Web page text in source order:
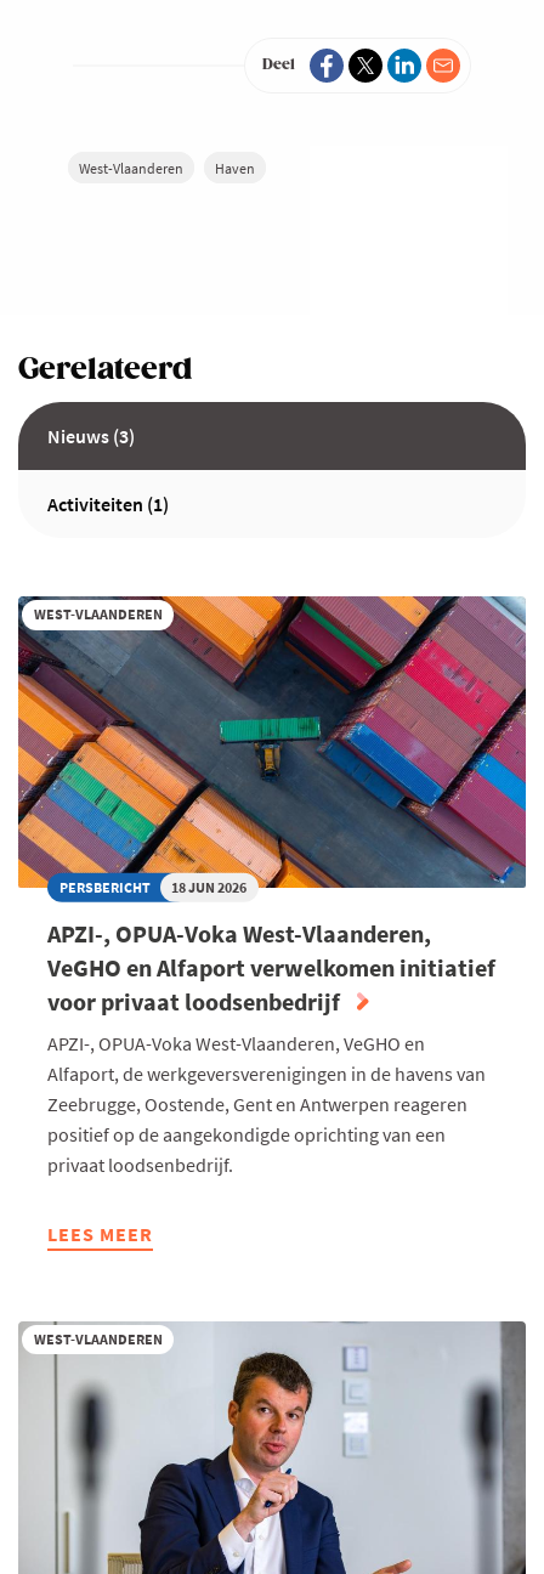
Deel
West-Vlaanderen Haven
Gerelateerd
Nieuws (3)
Activiteiten (1)
WEST-VLAANDEREN
PERSBERICHT 18 JUN 2026
APZI-, OPUA-Voka West-Vlaanderen,
VeGHO en Alfaport verwelkomen initiatief
voor privaat loodsenbedrijf
APZI-, OPUA-Voka West-Vlaanderen, VeGHO en
Alfaport, de werkgeversverenigingen in de havens van
Zeebrugge, Oostende, Gent en Antwerpen reageren
positief op de aangekondigde oprichting van een
privaat loodsenbedrijf.
LEES MEER
ABOUT
VOKA
WEST-
VLAANDEREN,
VEGHO
VERWELKOMEN
INITIATIEF
WEST-VLAANDEREN